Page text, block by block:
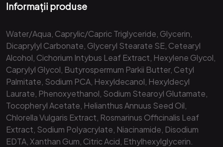
Informații produse
Water/Aqua, Caprylic/Capric Triglyceride, Glycerin,
Dicaprylyl Carbonate, Glyceryl Stearate SE, Cetearyl
Alcohol, Cichorium Intybus Leaf Extract, Hexylene Glycol,
Caprylyl Glycol, Butyrospermum Parkii Butter, Cetyl
Palmitate, Sodium PCA, Hexyldecanol, Hexyldecyl
Laurate, Phenoxyethanol, Sodium Stearoyl Glutamate,
Tocopheryl Acetate, Helianthus Annuus Seed Oil,
Chlorella Vulgaris Extract, Rosmarinus Officinalis Leaf
Extract, Sodium Polyacrylate, Niacinamide, Disodium
EDTA, Xanthan Gum, Citric Acid, Ethylhexylglycerin.